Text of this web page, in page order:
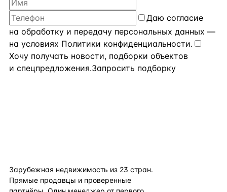
Даю согласие
на обработку и передачу персональных данных —
на условиях Политики конфиденциальности.
Хочу получать новости, подборки объектов
и спецпредложения.Запросить подборку
Зарубежная недвижимость из 23 стран.
Прямые продавцы и проверенные